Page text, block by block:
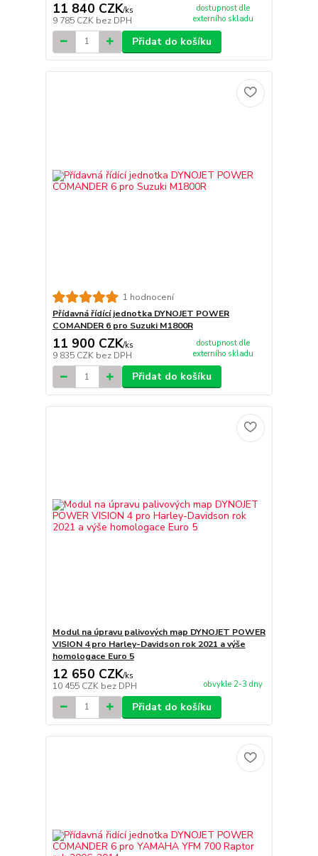
11 840 CZK/ks
9 785 CZK bez DPH
dostupnost dle
externího skladu
Přidat do košíku
1 hodnocení
Přídavná řídící jednotka DYNOJET POWER
COMANDER 6 pro Suzuki M1800R
11 900 CZK/ks
9 835 CZK bez DPH
dostupnost dle
externího skladu
Přidat do košíku
Modul na úpravu palivových map DYNOJET POWER
VISION 4 pro Harley-Davidson rok 2021 a výše
homologace Euro 5
12 650 CZK/ks
10 455 CZK bez DPH obvykle 2-3 dny
Přidat do košíku